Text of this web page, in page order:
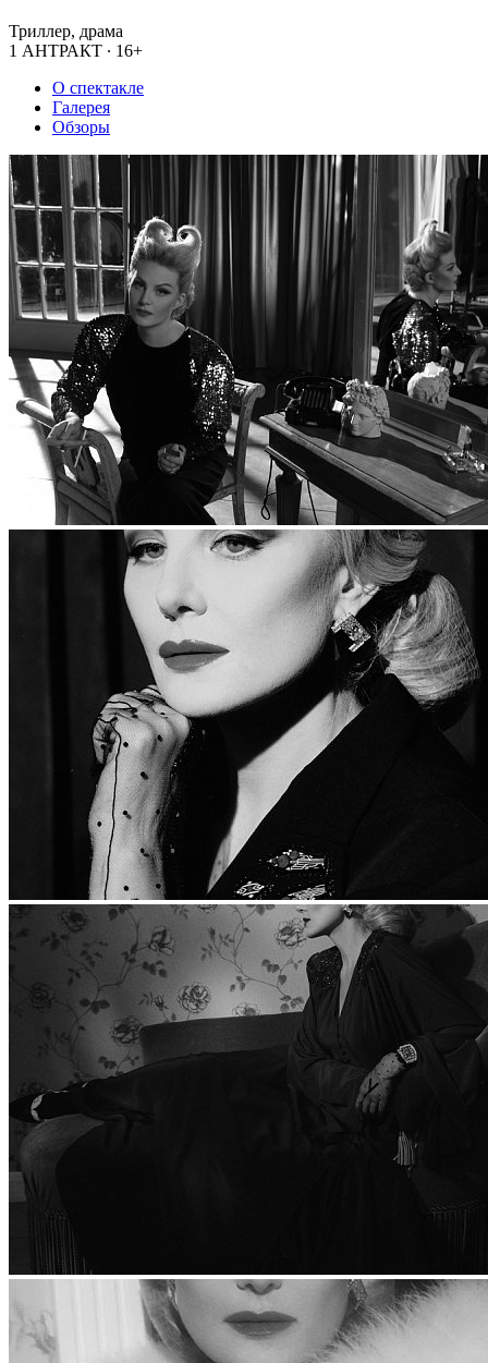
Триллер, драма
1 АНТРАКТ ∙ 16+
О спектакле
Галерея
Обзоры